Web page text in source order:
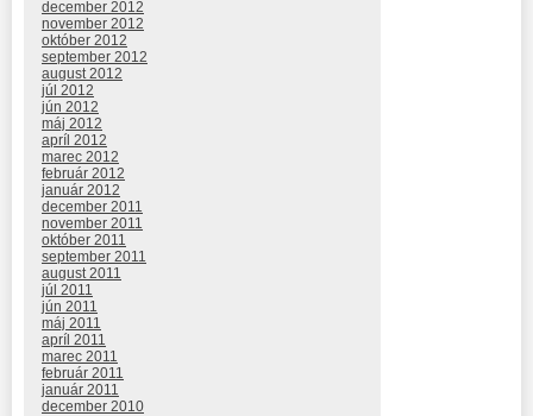
december 2012
november 2012
október 2012
september 2012
august 2012
júl 2012
jún 2012
máj 2012
apríl 2012
marec 2012
február 2012
január 2012
december 2011
november 2011
október 2011
september 2011
august 2011
júl 2011
jún 2011
máj 2011
apríl 2011
marec 2011
február 2011
január 2011
december 2010